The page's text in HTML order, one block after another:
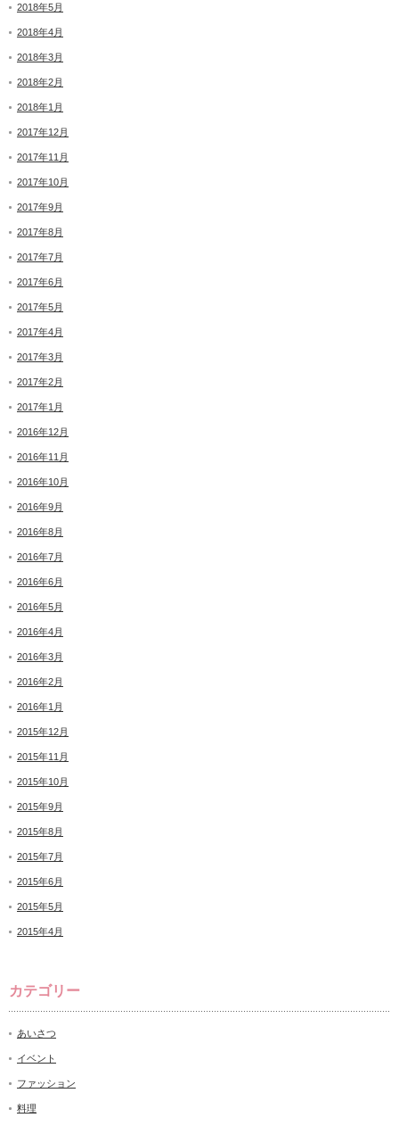
2018年5月
2018年4月
2018年3月
2018年2月
2018年1月
2017年12月
2017年11月
2017年10月
2017年9月
2017年8月
2017年7月
2017年6月
2017年5月
2017年4月
2017年3月
2017年2月
2017年1月
2016年12月
2016年11月
2016年10月
2016年9月
2016年8月
2016年7月
2016年6月
2016年5月
2016年4月
2016年3月
2016年2月
2016年1月
2015年12月
2015年11月
2015年10月
2015年9月
2015年8月
2015年7月
2015年6月
2015年5月
2015年4月
カテゴリー
あいさつ
イベント
ファッション
料理